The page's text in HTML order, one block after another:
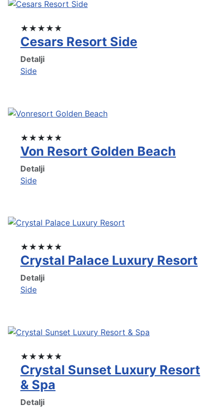
★★★★★
Cesars Resort Side
Detalji
Side
★★★★★
Von Resort Golden Beach
Detalji
Side
★★★★★
Crystal Palace Luxury Resort
Detalji
Side
★★★★★
Crystal Sunset Luxury Resort
& Spa
Detalji